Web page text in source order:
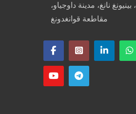
الشرقي رقم 1، بينيونغ نانغ، مدينة داوجياو،
مقاطعة قوانغدونغ